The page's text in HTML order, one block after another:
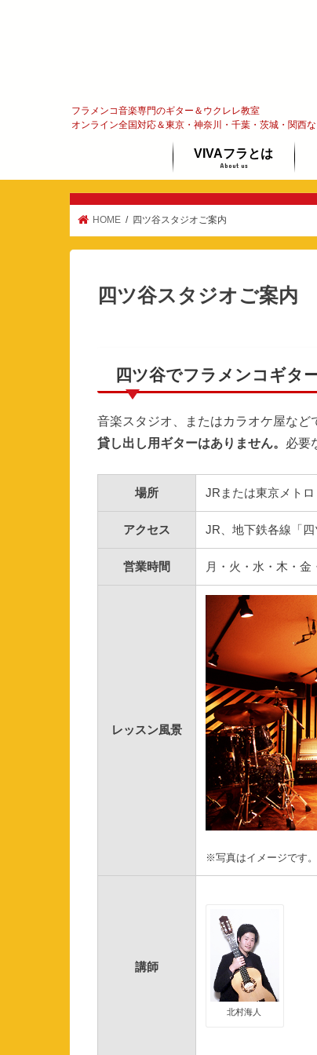
フラメンコ音楽専門のギター＆ウクレレ教室
オンライン全国対応＆東京・神奈川・千葉・茨城・関西
VIVAフラとは
About us
フラメンコってな〜に
代表メッセージ
HOME 四ツ谷スタジオご案内
四ツ谷スタジオご案内
四ツ谷でフラメンコギタ
音楽スタジオ、またはカラオケ屋など
貸し出し用ギターはありません。 必要
場所 JRまたは東京メト
アクセス JR、地下鉄各線「
営業時間 月・火・水・木・
レッスン風景
※写真はイメージです。
講師
北村海人